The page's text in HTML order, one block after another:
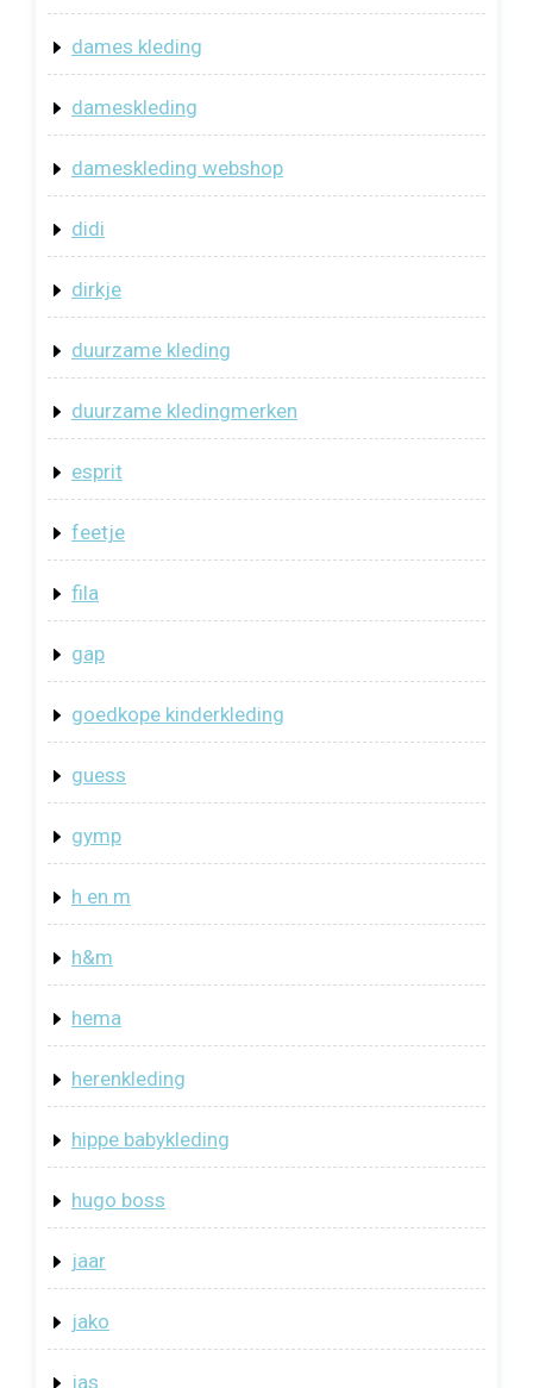
dames kleding
dameskleding
dameskleding webshop
didi
dirkje
duurzame kleding
duurzame kledingmerken
esprit
feetje
fila
gap
goedkope kinderkleding
guess
gymp
h en m
h&m
hema
herenkleding
hippe babykleding
hugo boss
jaar
jako
jas